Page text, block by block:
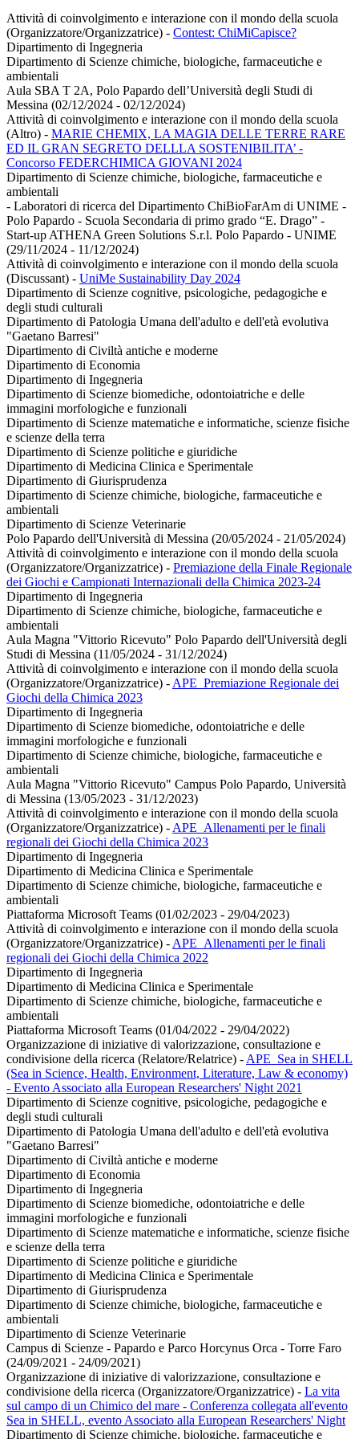
Attività di coinvolgimento e interazione con il mondo della scuola
(Organizzatore/Organizzatrice) - Contest: ChiMiCapisce?
Dipartimento di Ingegneria
Dipartimento di Scienze chimiche, biologiche, farmaceutiche e
ambientali
Aula SBA T 2A, Polo Papardo dell’Università degli Studi di
Messina (02/12/2024 - 02/12/2024)
Attività di coinvolgimento e interazione con il mondo della scuola
(Altro) - MARIE CHEMIX, LA MAGIA DELLE TERRE RARE
ED IL GRAN SEGRETO DELLLA SOSTENIBILITA’ -
Concorso FEDERCHIMICA GIOVANI 2024
Dipartimento di Scienze chimiche, biologiche, farmaceutiche e
ambientali
- Laboratori di ricerca del Dipartimento ChiBioFarAm di UNIME -
Polo Papardo - Scuola Secondaria di primo grado “E. Drago” -
Start-up ATHENA Green Solutions S.r.l. Polo Papardo - UNIME
(29/11/2024 - 11/12/2024)
Attività di coinvolgimento e interazione con il mondo della scuola
(Discussant) - UniMe Sustainability Day 2024
Dipartimento di Scienze cognitive, psicologiche, pedagogiche e
degli studi culturali
Dipartimento di Patologia Umana dell'adulto e dell'età evolutiva
"Gaetano Barresi"
Dipartimento di Civiltà antiche e moderne
Dipartimento di Economia
Dipartimento di Ingegneria
Dipartimento di Scienze biomediche, odontoiatriche e delle
immagini morfologiche e funzionali
Dipartimento di Scienze matematiche e informatiche, scienze fisiche
e scienze della terra
Dipartimento di Scienze politiche e giuridiche
Dipartimento di Medicina Clinica e Sperimentale
Dipartimento di Giurisprudenza
Dipartimento di Scienze chimiche, biologiche, farmaceutiche e
ambientali
Dipartimento di Scienze Veterinarie
Polo Papardo dell'Università di Messina (20/05/2024 - 21/05/2024)
Attività di coinvolgimento e interazione con il mondo della scuola
(Organizzatore/Organizzatrice) - Premiazione della Finale Regionale
dei Giochi e Campionati Internazionali della Chimica 2023-24
Dipartimento di Ingegneria
Dipartimento di Scienze chimiche, biologiche, farmaceutiche e
ambientali
Aula Magna "Vittorio Ricevuto" Polo Papardo dell'Università degli
Studi di Messina (11/05/2024 - 31/12/2024)
Attività di coinvolgimento e interazione con il mondo della scuola
(Organizzatore/Organizzatrice) - APE_Premiazione Regionale dei
Giochi della Chimica 2023
Dipartimento di Ingegneria
Dipartimento di Scienze biomediche, odontoiatriche e delle
immagini morfologiche e funzionali
Dipartimento di Scienze chimiche, biologiche, farmaceutiche e
ambientali
Aula Magna "Vittorio Ricevuto" Campus Polo Papardo, Università
di Messina (13/05/2023 - 31/12/2023)
Attività di coinvolgimento e interazione con il mondo della scuola
(Organizzatore/Organizzatrice) - APE_Allenamenti per le finali
regionali dei Giochi della Chimica 2023
Dipartimento di Ingegneria
Dipartimento di Medicina Clinica e Sperimentale
Dipartimento di Scienze chimiche, biologiche, farmaceutiche e
ambientali
Piattaforma Microsoft Teams (01/02/2023 - 29/04/2023)
Attività di coinvolgimento e interazione con il mondo della scuola
(Organizzatore/Organizzatrice) - APE_Allenamenti per le finali
regionali dei Giochi della Chimica 2022
Dipartimento di Ingegneria
Dipartimento di Medicina Clinica e Sperimentale
Dipartimento di Scienze chimiche, biologiche, farmaceutiche e
ambientali
Piattaforma Microsoft Teams (01/04/2022 - 29/04/2022)
Organizzazione di iniziative di valorizzazione, consultazione e
condivisione della ricerca (Relatore/Relatrice) - APE_Sea in SHELL
(Sea in Science, Health, Environment, Literature, Law & economy)
- Evento Associato alla European Researchers' Night 2021
Dipartimento di Scienze cognitive, psicologiche, pedagogiche e
degli studi culturali
Dipartimento di Patologia Umana dell'adulto e dell'età evolutiva
"Gaetano Barresi"
Dipartimento di Civiltà antiche e moderne
Dipartimento di Economia
Dipartimento di Ingegneria
Dipartimento di Scienze biomediche, odontoiatriche e delle
immagini morfologiche e funzionali
Dipartimento di Scienze matematiche e informatiche, scienze fisiche
e scienze della terra
Dipartimento di Scienze politiche e giuridiche
Dipartimento di Medicina Clinica e Sperimentale
Dipartimento di Giurisprudenza
Dipartimento di Scienze chimiche, biologiche, farmaceutiche e
ambientali
Dipartimento di Scienze Veterinarie
Campus di Scienze - Papardo e Parco Horcynus Orca - Torre Faro
(24/09/2021 - 24/09/2021)
Organizzazione di iniziative di valorizzazione, consultazione e
condivisione della ricerca (Organizzatore/Organizzatrice) - La vita
sul campo di un Chimico del mare - Conferenza collegata all'evento
Sea in SHELL, evento Associato alla European Researchers' Night
Dipartimento di Scienze chimiche, biologiche, farmaceutiche e